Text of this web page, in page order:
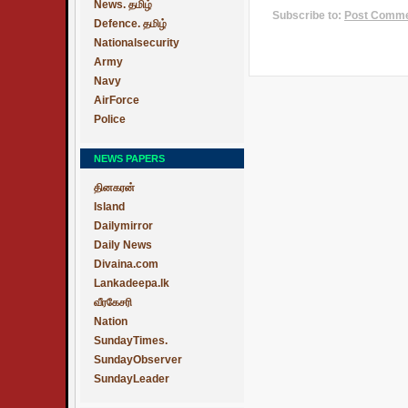
News. தமிழ்
Defence. தமிழ்
Nationalsecurity
Army
Navy
AirForce
Police
NEWS PAPERS
தினகரன்
Island
Dailymirror
Daily News
Divaina.com
Lankadeepa.lk
வீரகேசரி
Nation
SundayTimes.
SundayObserver
SundayLeader
Subscribe to: Post